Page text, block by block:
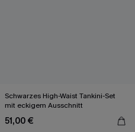
Schwarzes High-Waist Tankini-Set
mit eckigem Ausschnitt
51,00 €